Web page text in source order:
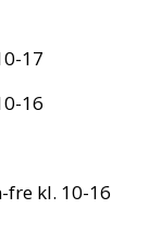
17
16
fre kl. 10-16